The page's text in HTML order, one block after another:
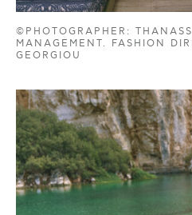
©PHOTOGRAPHER:
MANAGEMENT. FASHION
GEORGIOU